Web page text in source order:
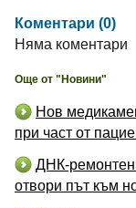
Коментари (0)
Няма коментари
Още от "Новини"
Нов
при част от
ДНК-ремонтен
отвори път към